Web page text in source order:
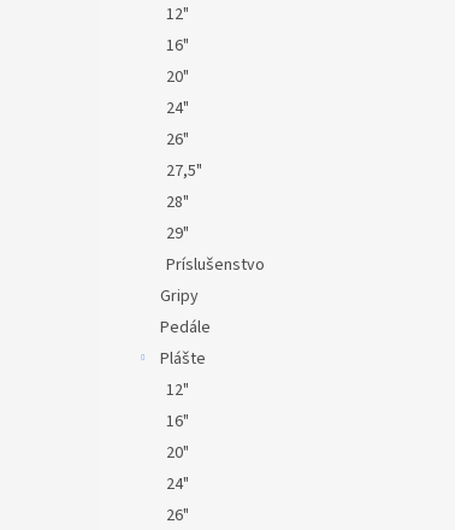
12"
16"
20"
24"
26"
27,5"
28"
29"
Príslušenstvo
Gripy
Pedále
Plášte
12"
16"
20"
24"
26"